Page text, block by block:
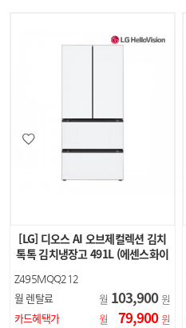
[LG] 디오스 AI 오브제컬렉션 김치
톡톡 김치냉장고 491L (에센스화이
Z495MQQ212
월 렌탈료 월 103,900 원
카드혜택가
월 79,900 원